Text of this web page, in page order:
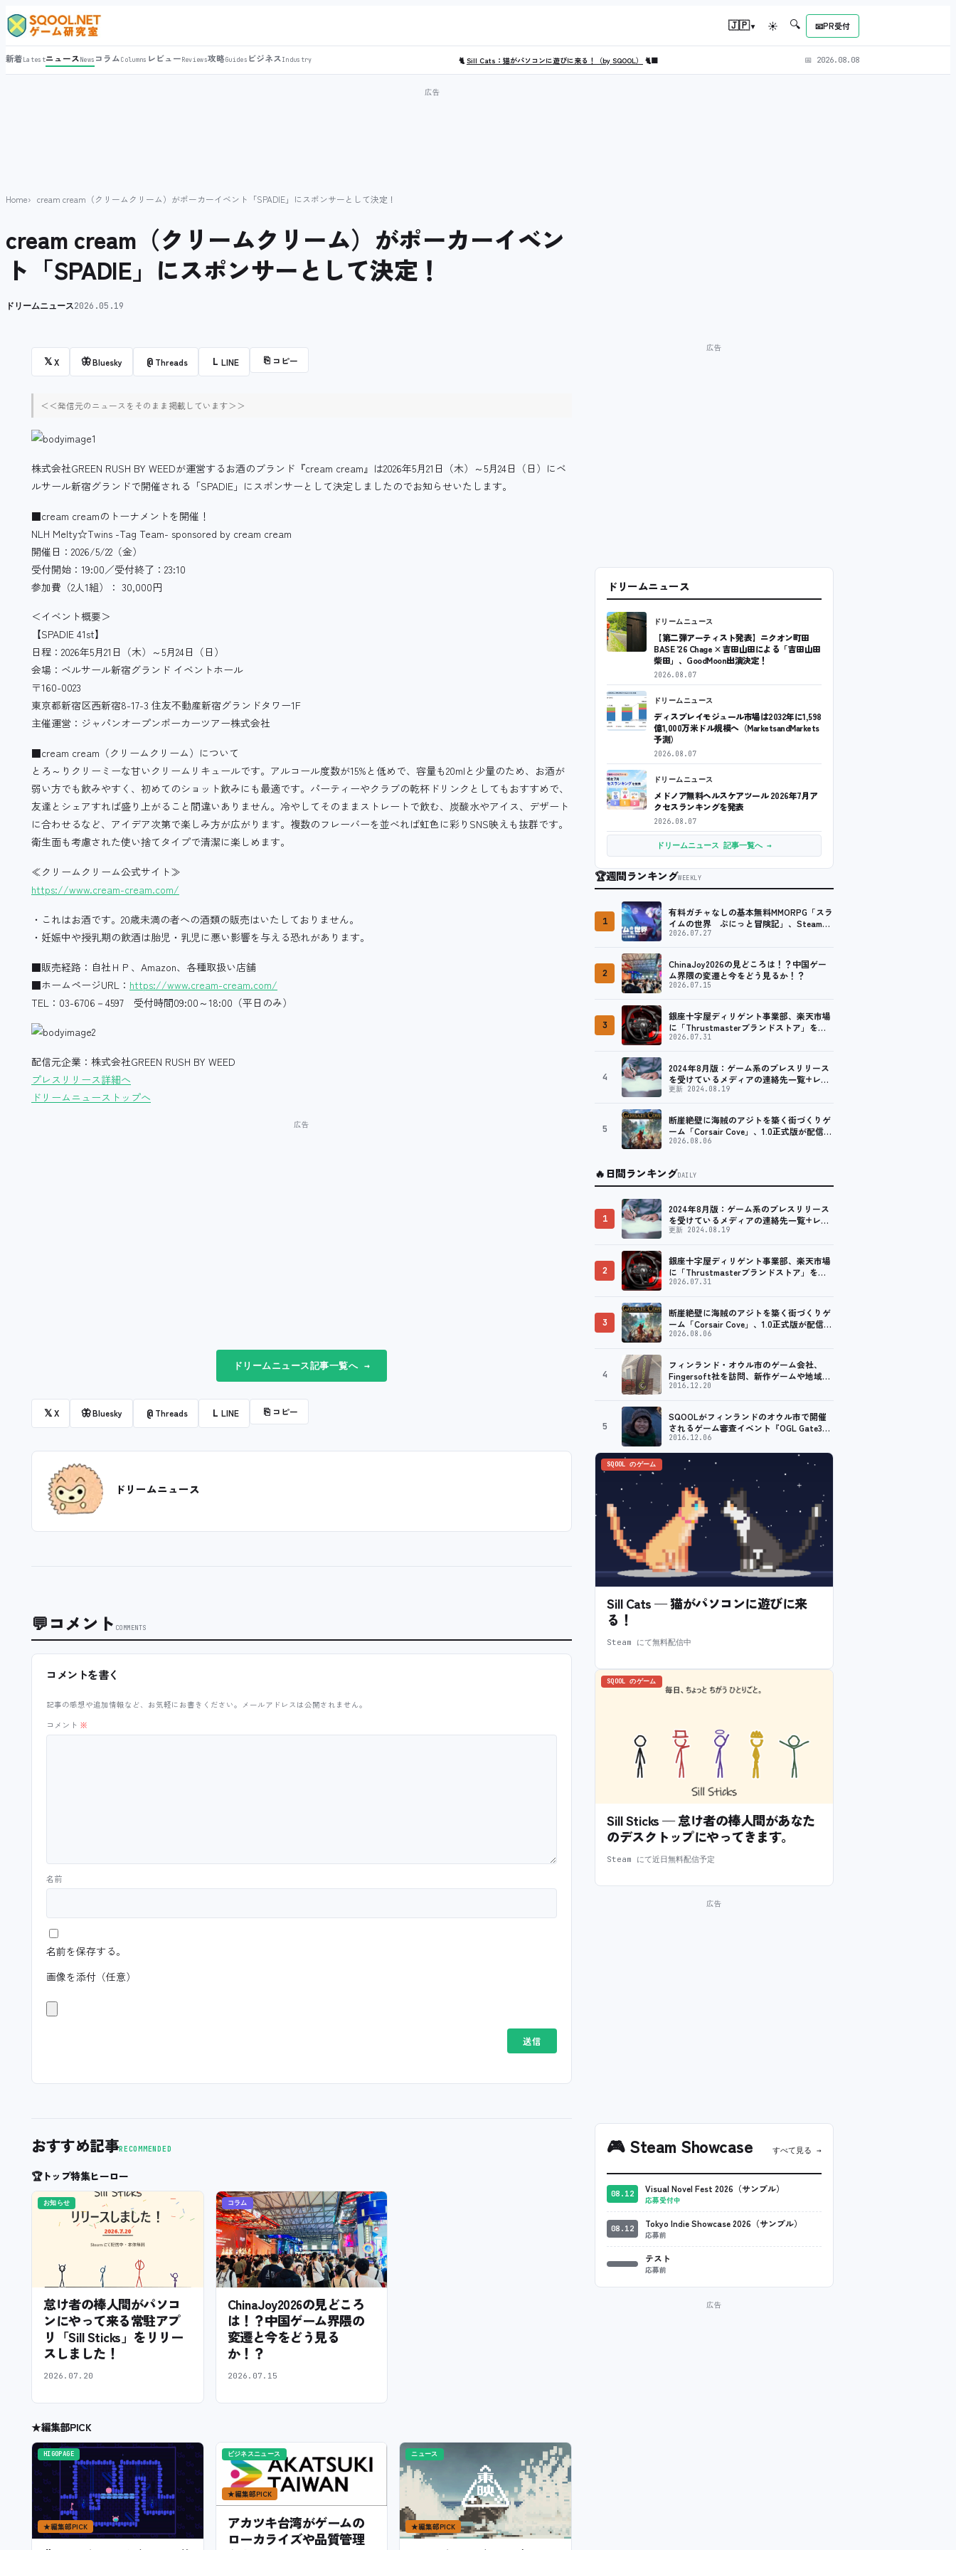
🇯🇵▾ ☀ 🔍 📧PR受付
新着LatestニュースNews コラムColumns レビューReviews攻略Guides ビジネスIndustry 🐈Sill Cats：猫がパソコンに遊びに来る！（by SQOOL） 🐈‍⬛ 📅 2026.08.08
Home cream cream（クリームクリーム）がポーカーイベント「SPADIE」にスポンサーとして決定！
cream cream（クリームクリーム）がポーカーイベン
ト「SPADIE」にスポンサーとして決定！
ドリームニュース2026.05.19
𝕏X 🦋Bluesky @ Threads L LINE ⎘ コピー
＜＜発信元のニュースをそのまま掲載しています＞＞
株式会社GREEN RUSH BY WEEDが運営するお酒のブランド『cream cream』は2026年5月21日（木）～5月24日（日）にベ
ルサール新宿グランドで開催される「SPADIE」にスポンサーとして決定しましたのでお知らせいたします。
■cream creamのトーナメントを開催！
NLH Melty☆Twins -Tag Team- sponsored by cream cream
開催日：2026/5/22（金）
受付開始：19:00／受付終了：23:10
参加費（2人1組）： 30,000円
＜イベント概要＞
【SPADIE 41st】
日程：2026年5月21日（木）～5月24日（日）
会場：ベルサール新宿グランド イベントホール
〒160-0023
東京都新宿区西新宿8-17-3 住友不動産新宿グランドタワー1F
主催運営：ジャパンオープンポーカーツアー株式会社
■cream cream（クリームクリーム）について
とろ～りクリーミーな甘いクリームリキュールです。アルコール度数が15%と低めで、容量も20mlと少量のため、お酒が
弱い方でも飲みやすく、初めてのショット飲みにも最適です。パーティーやクラブの乾杯ドリンクとしてもおすすめで、
友達とシェアすれば盛り上がること間違いありません。冷やしてそのままストレートで飲む、炭酸水やアイス、デザート
に合わせるなど、アイデア次第で楽しみ方が広がります。複数のフレーバーを並べれば虹色に彩りSNS映えも抜群です。
衛生面も考慮された使い捨てタイプで清潔に楽しめます。
≪クリームクリーム公式サイト≫
https://www.cream-cream.com/
・これはお酒です。20歳未満の者への酒類の販売はいたしておりません。
・妊娠中や授乳期の飲酒は胎児・乳児に悪い影響を与える恐れがあります。
■販売経路：自社ＨＰ、Amazon、各種取扱い店舗
■ホームページURL： https://www.cream-cream.com/
TEL：03-6706－4597 受付時間09:00～18:00（平日のみ）
配信元企業：株式会社GREEN RUSH BY WEED
プレスリリース詳細へ
ドリームニューストップへ
ドリームニュース記事一覧へ →
𝕏X 🦋Bluesky @ Threads L LINE ⎘ コピー
ドリームニュース
💬コメント COMMENTS
コメントを書く
記事の感想や追加情報など、お気軽にお書きください。メールアドレスは公開されません。
コメント ※
名前
名前を保存する。
画像を添付（任意）
おすすめ記事RECOMMENDED
🏆トップ特集ヒーロー
お知らせ
怠け者の棒人間がパソコ
ンにやって来る常駐アプ
リ「Sill Sticks」をリリー
スしました！
2026.07.20
コラム
ChinaJoy2026の見どころ
は！？中国ゲーム界隈の
変遷と今をどう見る
か！？
2026.07.15
★編集部PICK
HIGOPAGE
★編集部PICK
ビジネスニュース
★編集部PICK
アカツキ台湾がゲームの
ローカライズや品質管理
ニュース
★編集部PICK
ドリームニュース
ドリームニュース
【第二弾アーティスト発表】ニクオン町田
BASE ’26 Chage × 吉田山田による「吉田山田
柴田」、GoodMoon出演決定！
2026.08.07
ドリームニュース
ディスプレイモジュール市場は2032年に1,598
億1,000万米ドル規模へ（MarketsandMarkets
予測）
2026.08.07
ドリームニュース
メドノア無料ヘルスケアツール 2026年7月ア
クセスランキングを発表
2026.08.07
ドリームニュース 記事一覧へ →
🏆週間ランキングWEEKLY
1
有料ガチャなしの基本無料MMORPG「スラ
イムの世界 ぷにっと冒険記」、Steam向
けの無料体験版が8月末に配信決定
2026.07.27
2
ChinaJoy2026の見どころは！？中国ゲー
ム界隈の変遷と今をどう見るか！？
2026.07.15
3
銀座十字屋ディリゲント事業部、楽天市場
に「Thrustmasterブランドストア」をオ
ープン。記念キャンペーンでポイントアッ
2026.07.31
4
2024年8月版：ゲーム系のプレスリリース
を受けているメディアの連絡先一覧+レビ
ュー依頼先一覧
更新 2024.08.19
5
断崖絶壁に海賊のアジトを築く街づくりゲ
ーム「Corsair Cove」、1.0正式版が配信開
始！
2026.08.06
🔥日間ランキングDAILY
1
2024年8月版：ゲーム系のプレスリリース
を受けているメディアの連絡先一覧+レビ
ュー依頼先一覧
更新 2024.08.19
2
銀座十字屋ディリゲント事業部、楽天市場
に「Thrustmasterブランドストア」をオ
ープン。記念キャンペーンでポイントアッ
ローラーを中心に、幅広くラインナップ
2026.07.31
3
断崖絶壁に海賊のアジトを築く街づくりゲ
ーム「Corsair Cove」、1.0正式版が配信開
始！
2026.08.06
4
フィンランド・オウル市のゲーム会社、
Fingersoft社を訪問、新作ゲームや地域貢
献について聞いてきました
2016.12.20
5
SQOOLがフィンランドのオウル市で開催
されるゲーム審査イベント『OGL Gate3』
のメディアパートナーに！
2016.12.06
SQOOL のゲーム
Sill Cats — 猫がパソコンに遊びに来
る！
Steam にて無料配信中
SQOOL のゲーム
Sill Sticks — 怠け者の棒人間があなた
のデスクトップにやってきます。
Steam にて近日無料配信予定
🎮Steam Showcase すべて見る →
08.12 Visual Novel Fest 2026（サンプル）
応募受付中
08.12 Tokyo Indie Showcase 2026（サンプル）
応募前
テスト
応募前